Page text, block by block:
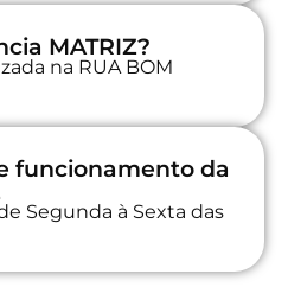
MATRIZ?
na RUA BOM
funcionamento da
Segunda à Sexta das